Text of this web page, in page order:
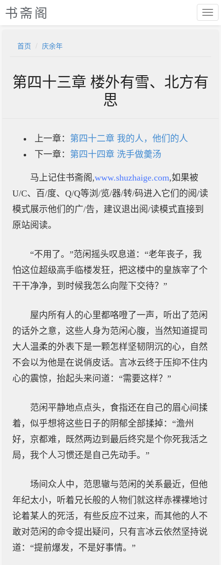
书斋阁
首页 庆余年
第四十三章 楼外有雪、北方有
思
上一章： 第四十二章 我的人，他们的人
下一章： 第四十四章 洗手做羹汤
马上记住书斋阁,www.shuzhaige.com,如果被
U/C、百/度、Q/Q等浏/览/器/转/码进入它们的阅/读
模式展示他们的广/告，建议退出阅/读模式直接到
原站阅读。
“不用了。”范闲摇头叹息道：“老年丧子，我
怕这位超级高手临楼发狂，把这楼中的皇族宰了个
干干净净，到时候我怎么向陛下交待？”
屋内所有人的心里都咯噔了一声，听出了范闲
的话外之意，这些人身为范闲心腹，当然知道提司
大人温柔的外表下是一颗怎样坚韧阴沉的心，自然
不会以为他是在说俏皮话。言冰云终于压抑不住内
心的震惊，抬起头来问道：“需要这样？”
范闲平静地点点头，食指还在自己的眉心间揉
着，似乎想将这些日子的阴郁全部揉掉：“澹州
好，京都难，既然两边到最后终究是个你死我活之
局，我个人习惯还是自己先动手。”
场间众人中，范思辙与范闲的关系最近，但他
年纪太小，听着兄长般的人物们就这样赤裸裸地讨
论着某人的死活，有些反应不过来，而其他的人不
敢对范闲的命令提出疑问，只有言冰云依然坚持说
道：“提前爆发，不是好事情。”